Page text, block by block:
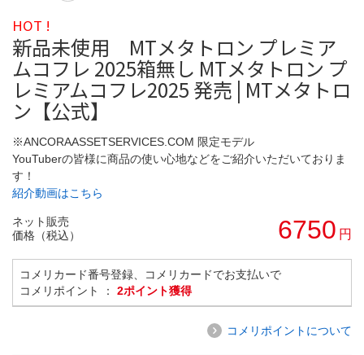
HOT !
新品未使用 MTメタトロン プレミア
ムコフレ 2025箱無し MTメタトロン プ
レミアムコフレ2025 発売 | MTメタトロ
ン【公式】
※ANCORAASSETSERVICES.COM 限定モデル
YouTuberの皆様に商品の使い心地などをご紹介いただいておりま
す！
紹介動画はこちら
ネット販売
価格（税込）
6750 円
コメリカード番号登録、コメリカードでお支払いで
コメリポイント ： 2ポイント獲得
コメリポイントについて